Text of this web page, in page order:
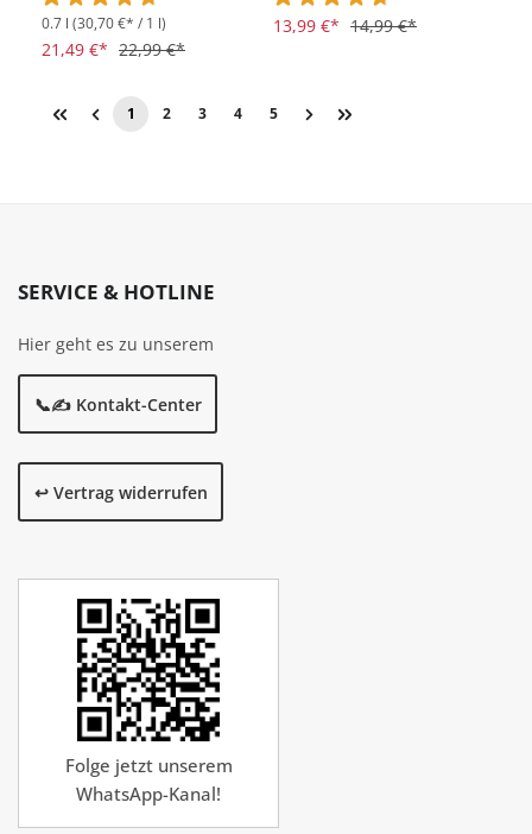
Durchschnittliche Bewertung von 4.6 von 5 Sternen
0.7 l (30,70 €* / 1 l)
21,49 €* 22,99 €*
Durchschnittliche Bewertung
13,99 €* 14,99 €*
1 2 3 4 5
SERVICE & HOTLINE
Hier geht es zu unserem
📞✍️ Kontakt-Center
↩️ Vertrag widerrufen
Folge jetzt unserem
WhatsApp-Kanal!